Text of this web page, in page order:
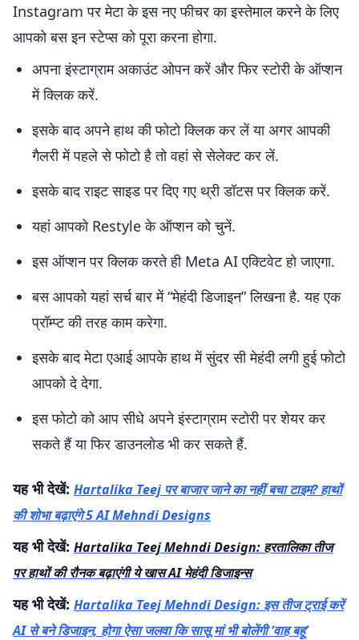
Instagram पर मेटा के इस नए फीचर का इस्तेमाल करने के लिए
आपको बस इन स्टेप्स को पूरा करना होगा.
अपना इंस्टाग्राम अकाउंट ओपन करें और फिर स्टोरी के ऑप्शन
में क्लिक करें.
इसके बाद अपने हाथ की फोटो क्लिक कर लें या अगर आपकी
गैलरी में पहले से फोटो है तो वहां से सेलेक्ट कर लें.
इसके बाद राइट साइड पर दिए गए थ्री डॉटस पर क्लिक करें.
यहां आपको Restyle के ऑप्शन को चुनें.
इस ऑप्शन पर क्लिक करते ही Meta AI एक्टिवेट हो जाएगा.
बस आपको यहां सर्च बार में “मेहंदी डिजाइन” लिखना है. यह एक
प्रॉम्प्ट की तरह काम करेगा.
इसके बाद मेटा एआई आपके हाथ में सुंदर सी मेहंदी लगी हुई फोटो
आपको दे देगा.
इस फोटो को आप सीधे अपने इंस्टाग्राम स्टोरी पर शेयर कर
सकते हैं या फिर डाउनलोड भी कर सकते हैं.
यह भी देखें: Hartalika Teej पर बाजार जाने का नहीं बचा टाइम? हाथों
की शोभा बढ़ाएंगे 5 AI Mehndi Designs
यह भी देखें: Hartalika Teej Mehndi Design: हरतालिका तीज
पर हाथों की रौनक बढ़ाएंगी ये खास AI मेहंदी डिजाइन्स
यह भी देखें: Hartalika Teej Mehndi Design: इस तीज ट्राई करें
AI से बने डिजाइन, होगा ऐसा जलवा कि सासू मां भी बोलेंगी ‘वाह बहू’